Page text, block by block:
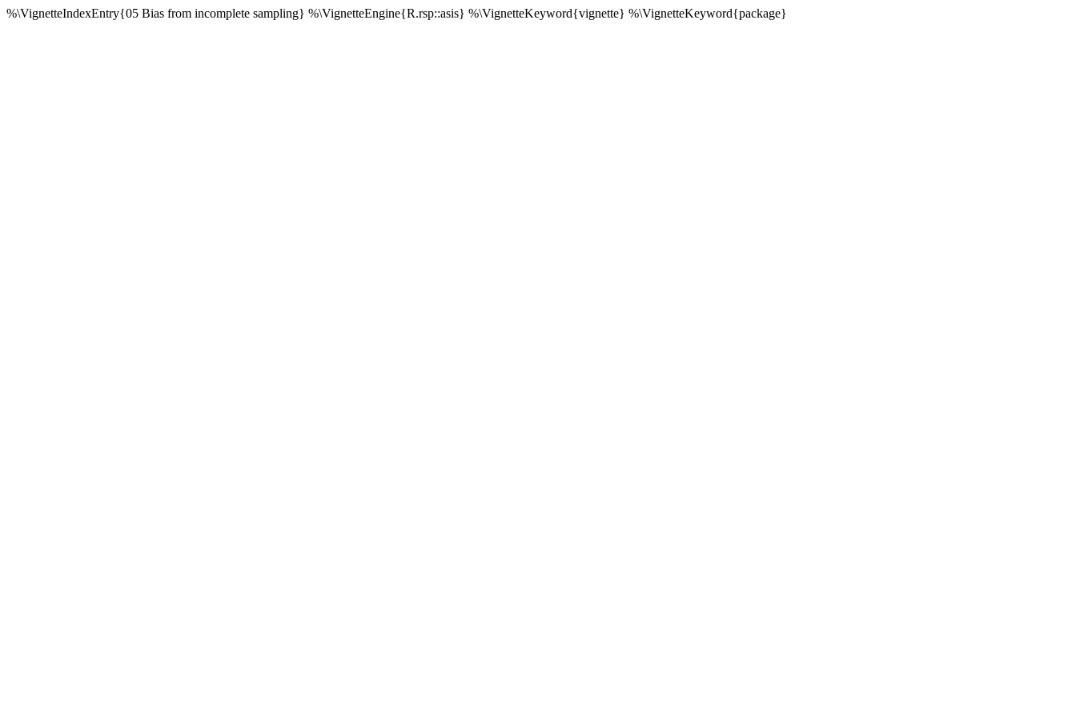
%\VignetteIndexEntry{05 Bias from incomplete sampling} %\VignetteEngine{R.rsp::asis} %\VignetteKeyword{vignette} %\VignetteKeyword{package}